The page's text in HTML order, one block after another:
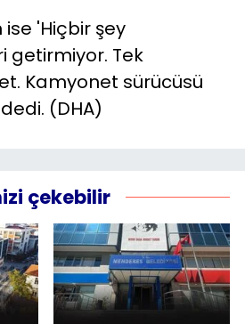
'Hiçbir şey
getirmiyor. Tek
Kamyonet sürücüsü
(DHA)
çekebilir